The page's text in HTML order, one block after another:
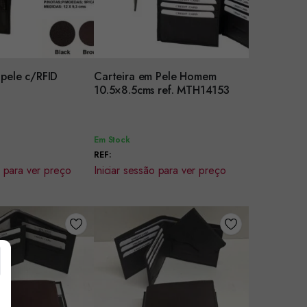
c/RFID
para ver preço
Carteira em Pele Homem
10.5×8.5cms ref. MTH14153
Encomendar
Em Stock
REF:
Iniciar sessão para ver preço